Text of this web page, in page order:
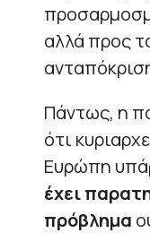
αλλά προς
Πάντως, η
ότι
Ευρώπη
έχει
πρόβλημα